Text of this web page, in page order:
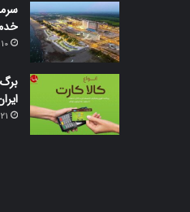
10 آبان 1402
21 اسفند 1402